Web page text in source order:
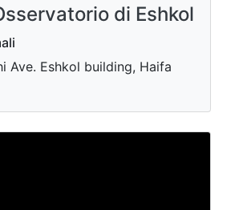
di Eshkol
Ave. Eshkol building, Haifa